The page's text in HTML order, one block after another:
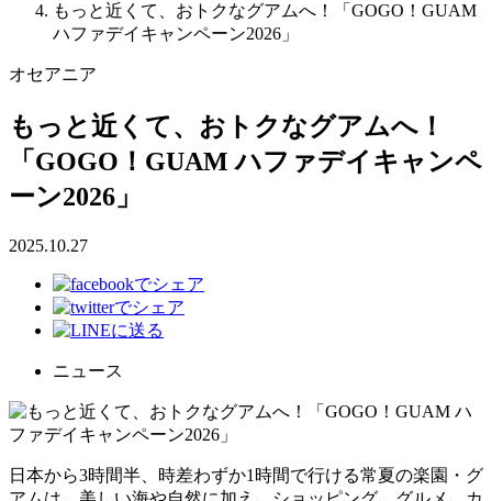
もっと近くて、おトクなグアムへ！「GOGO！GUAM
ハファデイキャンペーン2026」
オセアニア
もっと近くて、おトクなグアムへ！
「GOGO！GUAM ハファデイキャンペ
ーン2026」
2025.10.27
ニュース
日本から3時間半、時差わずか1時間で行ける常夏の楽園・グ